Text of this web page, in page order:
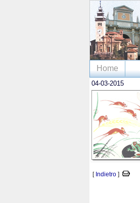
Home
04-03-2015
[ Indietro ]